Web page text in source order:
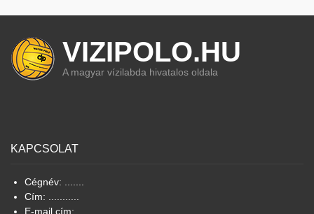
VIZIPOLO.HU
A magyar vízilabda hivatalos oldala
KAPCSOLAT
Cégnév: .......
Cím: ...........
E-mail cím: .......